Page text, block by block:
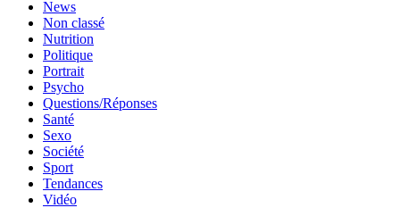
News
Non classé
Nutrition
Politique
Portrait
Psycho
Questions/Réponses
Santé
Sexo
Société
Sport
Tendances
Vidéo